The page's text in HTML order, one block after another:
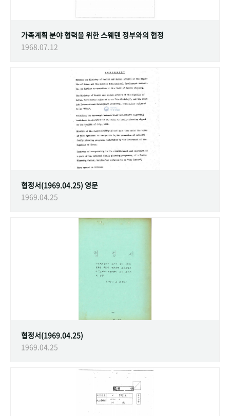
가족계획 분야 협력을 위한 스웨덴 정부와의 협정
1968.07.12
협정서(1969.04.25) 영문
1969.04.25
협정서(1969.04.25)
1969.04.25